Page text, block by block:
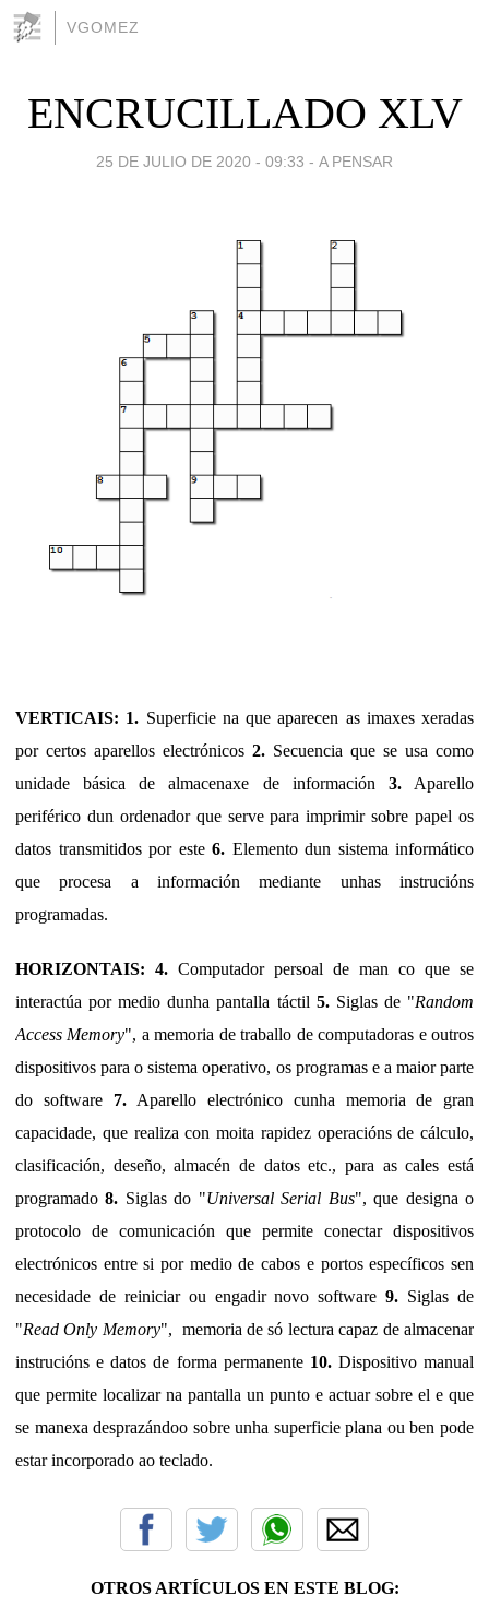
VGOMEZ
ENCRUCILLADO XLV
25 DE JULIO DE 2020 - 09:33 - A PENSAR
VERTICAIS: 1. Superficie na que aparecen as imaxes xeradas
por certos aparellos electrónicos 2. Secuencia que se usa como
unidade básica de almacenaxe de información
3.
Aparello
periférico dun ordenador que serve para imprimir sobre papel os
datos transmitidos por este 6. Elemento dun sistema informático
que procesa a información mediante unhas instrucións
programadas.
HORIZONTAIS: 4. Computador persoal de man co que se
interactúa por medio dunha pantalla táctil 5.Siglas de "Random
Access Memory", a memoria de traballo de computadoras e outros
dispositivos para o sistema operativo, os programas e a maior parte
do software 7.
Aparello electrónico cunha memoria de gran
capacidade, que realiza con moita rapidez operacións de cálculo,
clasificación, deseño, almacén de datos etc., para as cales está
programado 8. Siglas do "Universal Serial Bus", que designa o
protocolo de comunicación que permite conectar dispositivos
electrónicos entre si por medio de cabos e portos específicos sen
necesidade de reiniciar ou engadir novo software 9. Siglas de
"Read Only Memory", memoria de só lectura capaz de almacenar
instrucións e datos de forma permanente 10. Dispositivo manual
que permite localizar na pantalla un punto e actuar sobre el e que
se manexa desprazándoo sobre unha superficie plana ou ben pode
estar incorporado ao teclado.
OTROS ARTÍCULOS EN ESTE BLOG: